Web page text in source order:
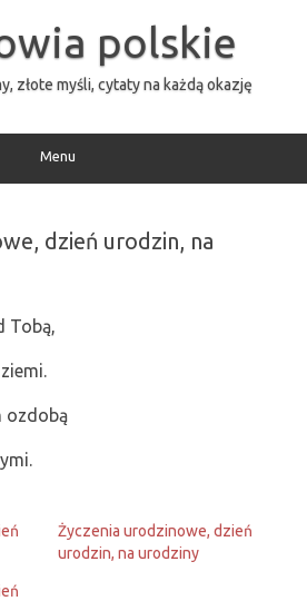
polskie
złote myśli, cytaty na każdą okazję
Menu
dzień urodzin, na
Tobą,
ozdobą
Życzenia urodzinowe, dzień
urodzin, na urodziny